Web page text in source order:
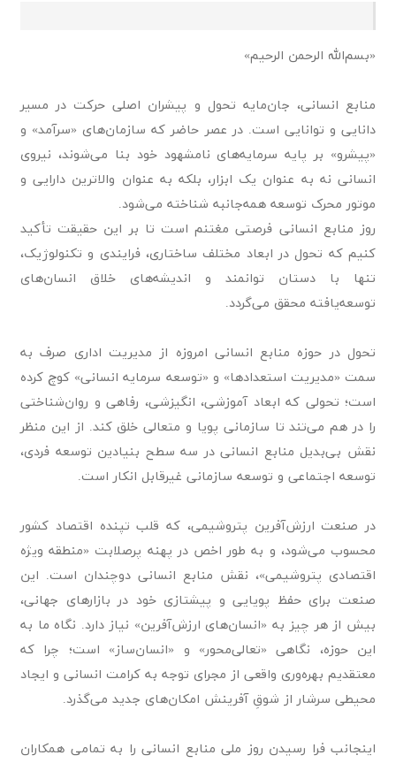
«بسم‌الله الرحمن الرحیم»
منابع انسانی، جان‌مایه تحول و پیشران اصلی حرکت در مسیر
دانایی و توانایی است. در عصر حاضر که سازمان‌های «سرآمد» و
«پیشرو» بر پایه سرمایه‌های نامشهود خود بنا می‌شوند، نیروی
انسانی نه به عنوان یک ابزار، بلکه به عنوان والاترین دارایی و
موتور محرک توسعه همه‌جانبه شناخته می‌شود.
روز منابع انسانی فرصتی مغتنم است تا بر این حقیقت تأکید
کنیم که تحول در ابعاد مختلف ساختاری، فرایندی و تکنولوژیک،
تنها با دستان توانمند و اندیشه‌های خلاق انسان‌های
توسعه‌یافته محقق می‌گردد.
تحول در حوزه منابع انسانی امروزه از مدیریت اداری صرف به
سمت «مدیریت استعدادها» و «توسعه سرمایه انسانی» کوچ کرده
است؛ تحولی که ابعاد آموزشی، انگیزشی، رفاهی و روان‌شناختی
را در هم می‌تند تا سازمانی پویا و متعالی خلق کند. از این منظر
نقش بی‌بدیل منابع انسانی در سه سطح بنیادین توسعه فردی،
توسعه اجتماعی و توسعه سازمانی غیرقابل انکار است.
در صنعت ارزش‌آفرین پتروشیمی، که قلب تپنده اقتصاد کشور
محسوب می‌شود، و به طور اخص در پهنه پرصلابت «منطقه ویژه
اقتصادی پتروشیمی»، نقش منابع انسانی دوچندان است. این
صنعت برای حفظ پویایی و پیشتازی خود در بازارهای جهانی،
بیش از هر چیز به «انسان‌های ارزش‌آفرین» نیاز دارد. نگاه ما به
این حوزه، نگاهی «تعالی‌محور» و «انسان‌ساز» است؛ چرا که
معتقدیم بهره‌وری واقعی از مجرای توجه به کرامت انسانی و ایجاد
محیطی سرشار از شوقِ آفرینش امکان‌های جدید می‌گذرد.
اینجانب فرا رسیدن روز ملی منابع انسانی را به تمامی همکاران